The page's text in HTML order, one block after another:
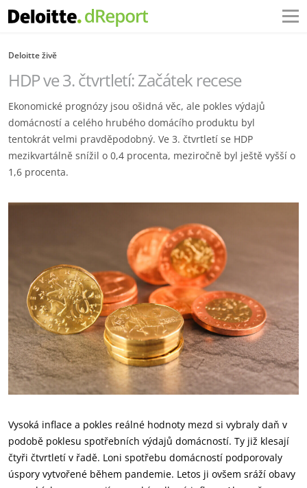
Deloitte živě
HDP ve 3. čtvrtletí: Začátek recese
Ekonomické prognózy jsou ošidná věc, ale pokles výdajů
domácností a celého hrubého domácího produktu byl
tentokrát velmi pravděpodobný. Ve 3. čtvrtletí se HDP
mezikvartálně snížil o 0,4 procenta, meziročně byl ještě vyšší o
1,6 procenta.
Vysoká inflace a pokles reálné hodnoty mezd si vybraly daň v
podobě poklesu spotřebních výdajů domácností. Ty již klesají
čtyři čtvrtletí v řadě. Loni spotřebu domácností podporovaly
úspory vytvořené během pandemie. Letos ji ovšem sráží obavy